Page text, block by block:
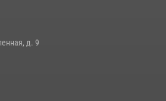
приняли участие в чемпионате по
Северо-Западного округа
д. 9